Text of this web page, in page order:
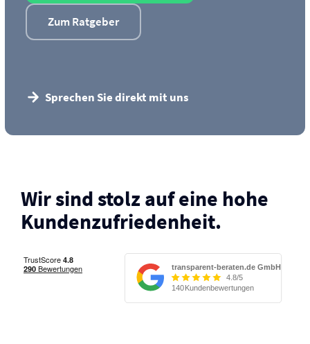
Zum Ratgeber
Sprechen Sie direkt mit uns
Wir sind stolz auf eine hohe
Kunden­zufriedenheit.